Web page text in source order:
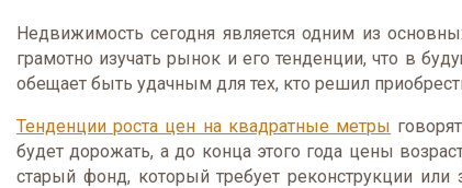
Недвижимость сегодня является одним из
грамотно изучать рынок и его тенденции, что в
обещает быть удачным для тех, кто решил
Тенденции роста цен на квадратные метры
будет дорожать, а до конца этого года цены
старый фонд, который требует реконструкции